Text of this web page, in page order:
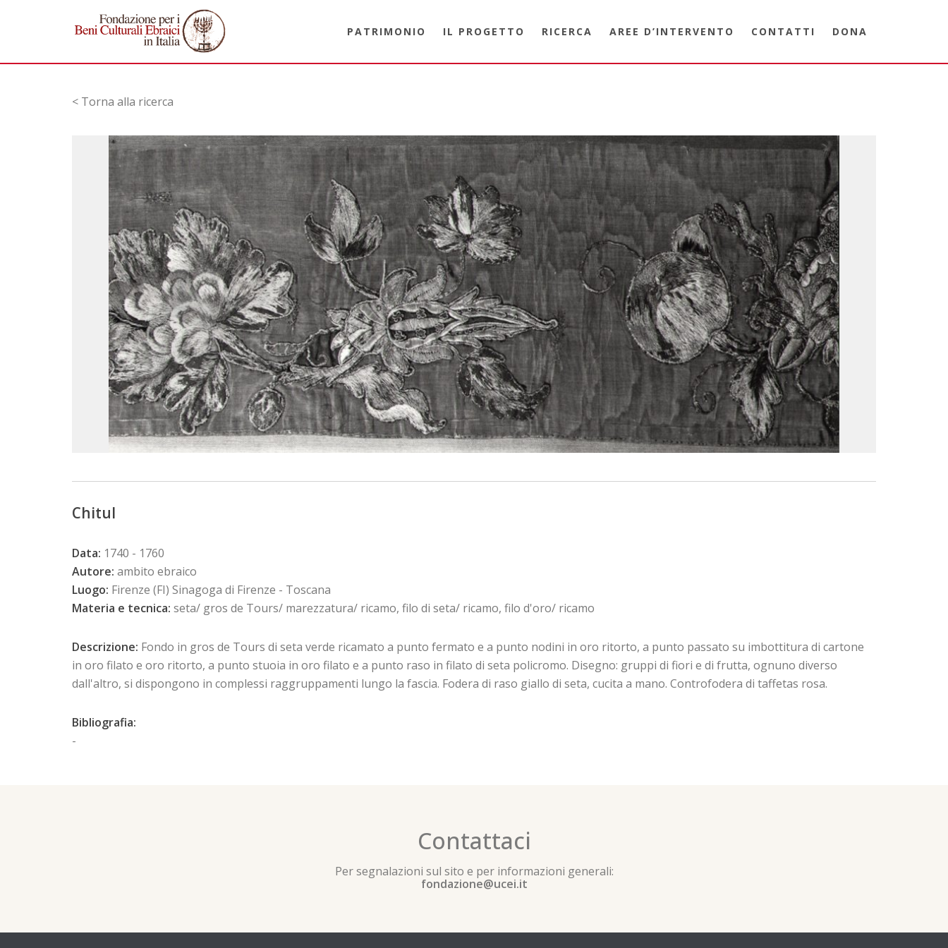
PATRIMONIO IL PROGETTO RICERCA AREE D’INTERVENTO CONTATTI DONA
< Torna alla ricerca
Chitul
Data: 1740 - 1760
Autore: ambito ebraico
Luogo: Firenze (FI) Sinagoga di Firenze - Toscana
Materia e tecnica: seta/ gros de Tours/ marezzatura/ ricamo, filo di seta/ ricamo, filo d'oro/ ricamo
Descrizione: Fondo in gros de Tours di seta verde ricamato a punto fermato e a punto nodini in oro ritorto, a punto passato su imbottitura di cartone
in oro filato e oro ritorto, a punto stuoia in oro filato e a punto raso in filato di seta policromo. Disegno: gruppi di fiori e di frutta, ognuno diverso
dall'altro, si dispongono in complessi raggruppamenti lungo la fascia. Fodera di raso giallo di seta, cucita a mano. Controfodera di taffetas rosa.
Bibliografia:
-
Contattaci
Per segnalazioni sul sito e per informazioni generali:
fondazione@ucei.it